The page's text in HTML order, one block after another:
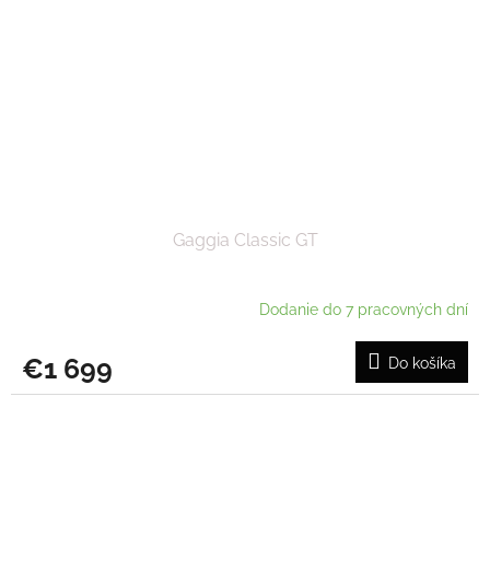
Gaggia Classic GT
Dodanie do 7 pracovných dní
€1 699 Do košíka